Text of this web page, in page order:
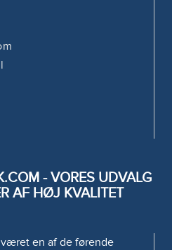
- VORES UDVALG
AF HØJ KVALITET
en af de førende